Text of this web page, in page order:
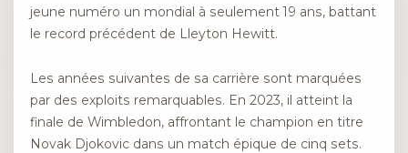
jeune numéro un mondial à seulement 19 ans, battant
le record précédent de Lleyton Hewitt.
Les années suivantes de sa carrière sont marquées
par des exploits remarquables. En 2023, il atteint la
finale de Wimbledon, affrontant le champion en titre
Novak Djokovic dans un match épique de cinq sets.